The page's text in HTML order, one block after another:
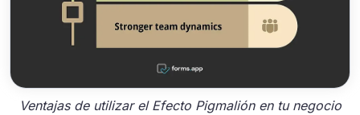
Ventajas de utilizar el Efecto Pigmalión en tu negocio